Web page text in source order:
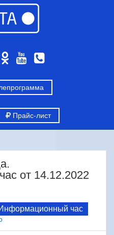
Прайс-лист
от 14.12.2022
час